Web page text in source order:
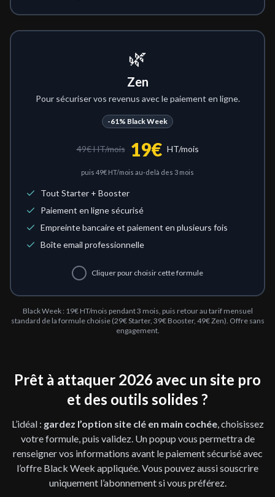
🌿
Zen
Pour sécuriser vos revenus avec le paiement en ligne.
-61% Black Week
49€ HT/mois 19€ HT/mois
puis 49€ HT/mois au-delà des 3 mois
Tout Starter + Booster
Paiement en ligne sécurisé
Empreinte bancaire et paiement en plusieurs fois
Boîte email professionnelle
Cliquer pour choisir cette formule
Black Week : 19€ HT/mois pendant 3 mois, puis retour au tarif mensuel
standard de la formule choisie (29€ Starter, 39€ Booster, 49€ Zen). Offre sans
engagement.
Prêt à attaquer 2026 avec un site pro
et des outils solides ?
L’idéal : gardez l’option site clé en main cochée, choisissez
votre formule, puis validez. Un popup vous permettra de
renseigner vos informations avant le paiement sécurisé avec
l’offre Black Week appliquée. Vous pouvez aussi souscrire
uniquement l’abonnement si vous préférez.